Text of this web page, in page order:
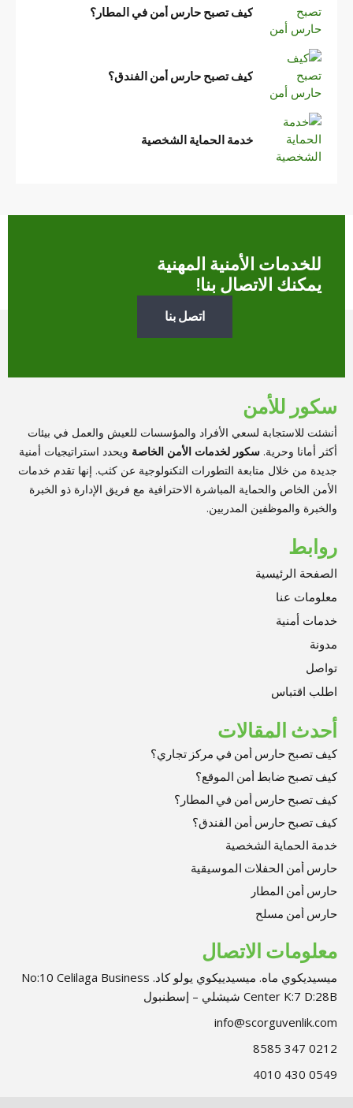
كيف تصبح حارس أمن في المطار؟
كيف تصبح حارس أمن الفندق؟
خدمة الحماية الشخصية
للخدمات الأمنية المهنية
يمكنك الاتصال بنا!
اتصل بنا
سكور للأمن
أنشئت للاستجابة لسعي الأفراد والمؤسسات للعيش والعمل في بيئات
أكثر أمانا وحرية. سكور لخدمات الأمن الخاصة ويحدد استراتيجيات أمنية
جديدة من خلال متابعة التطورات التكنولوجية عن كثب. إنها تقدم خدمات
الأمن الخاص والحماية المباشرة الاحترافية مع فريق الإدارة ذو الخبرة
والخبرة والموظفين المدربين.
روابط
الصفحة الرئيسية
معلومات عنا
خدمات أمنية
مدونة
تواصل
اطلب اقتباس
أحدث المقالات
كيف تصبح حارس أمن في مركز تجاري؟
كيف تصبح ضابط أمن الموقع؟
كيف تصبح حارس أمن في المطار؟
كيف تصبح حارس أمن الفندق؟
خدمة الحماية الشخصية
حارس أمن الحفلات الموسيقية
حارس أمن المطار
حارس أمن مسلح
معلومات الاتصال
ميسيديكوي ماه. ميسيدييكوي يولو كاد. No:10 Celilaga Business
Center K:7 D:28B شيشلي – إسطنبول
info@scorguvenlik.com
0212 347 8585
0549 430 4010